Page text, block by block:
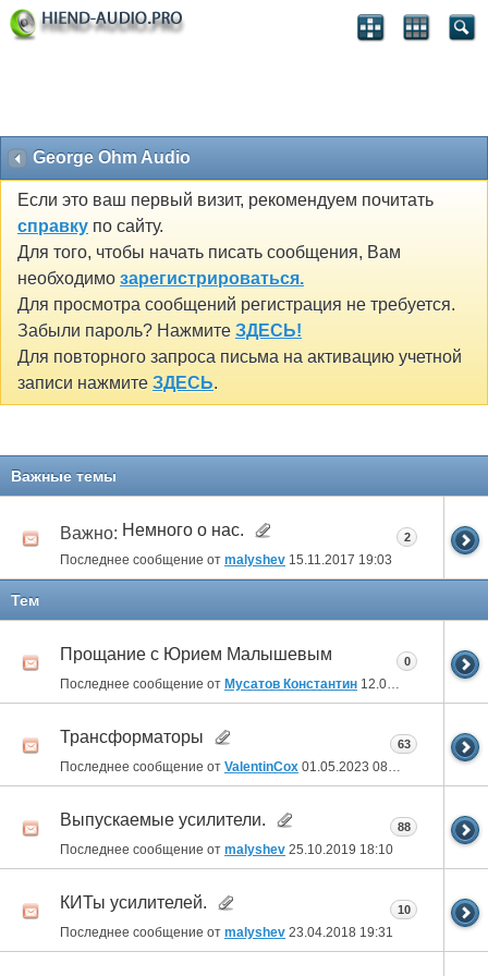
George Ohm Audio
Если это ваш первый визит, рекомендуем почитать
справку по сайту.
Для того, чтобы начать писать сообщения, Вам
необходимо зарегистрироваться.
Для просмотра сообщений регистрация не требуется.
Забыли пароль? Нажмите ЗДЕСЬ!
Для повторного запроса письма на активацию учетной
записи нажмите ЗДЕСЬ.
Важные темы
Важно: Немного о нас.
Последнее сообщение от malyshev 15.11.2017 19:03
2
Тем
Прощание с Юрием Малышевым
Последнее сообщение от Мусатов Константин 12.08.2023 18:27
0
Трансформаторы
Последнее сообщение от ValentinCox 01.05.2023 08:59
63
Выпускаемые усилители.
Последнее сообщение от malyshev 25.10.2019 18:10
88
КИТы усилителей.
Последнее сообщение от malyshev 23.04.2018 19:31
10